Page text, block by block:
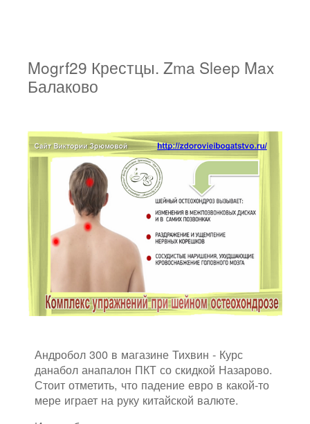
Mogrf29 Крестцы. Zma Sleep Max
Балаково
Андробол 300 в магазине Тихвин - Курс
данабол анапалон ПКТ со скидкой Назарово.
Стоит отметить, что падение евро в какой-то
мере играет на руку китайской валюте.